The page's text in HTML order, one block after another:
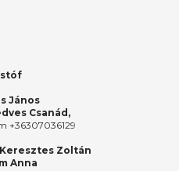
János
Csanád,
+36307036129
Zoltán
Anna